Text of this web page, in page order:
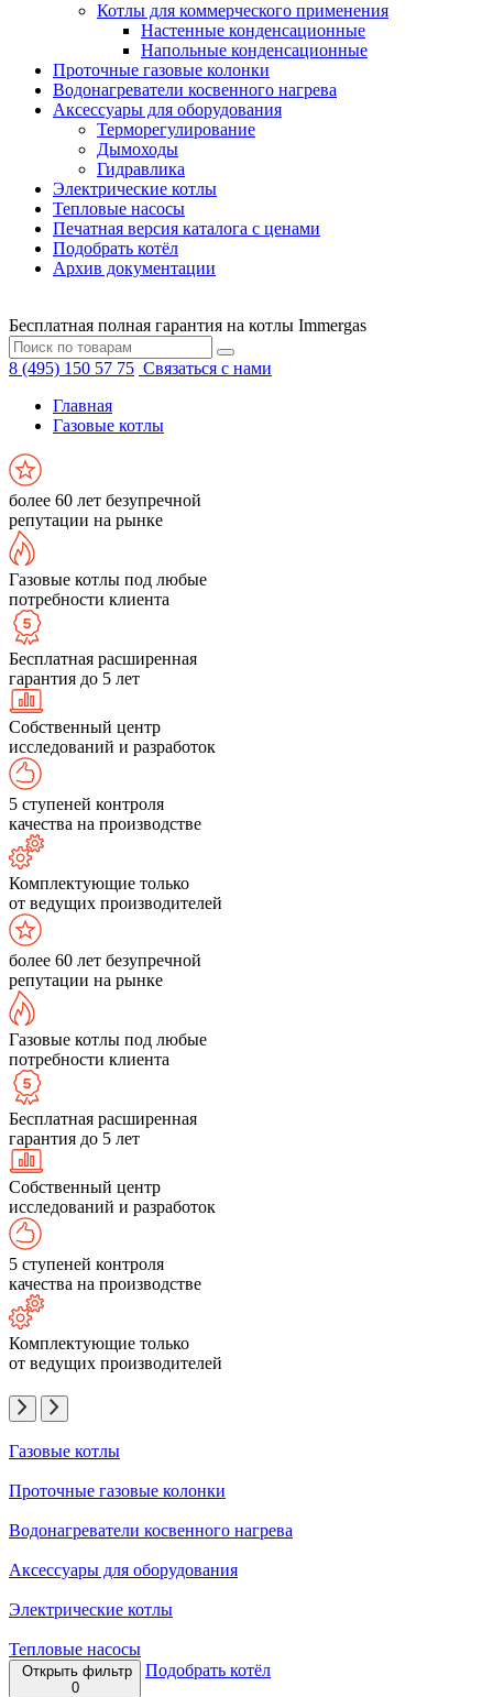
Котлы для коммерческого применения
Настенные конденсационные
Напольные конденсационные
Проточные газовые колонки
Водонагреватели косвенного нагрева
Аксессуары для оборудования
Терморегулирование
Дымоходы
Гидравлика
Электрические котлы
Тепловые насосы
Печатная версия каталога с ценами
Подобрать котёл
Архив документации
Бесплатная полная гарантия на котлы Immergas
8 (495) 150 57 75 Связаться с нами
Главная
Газовые котлы
более 60 лет безупречной
репутации на рынке
Газовые котлы под любые
потребности клиента
Бесплатная расширенная
гарантия до 5 лет
Собственный центр
исследований и разработок
5 ступеней контроля
качества на производстве
Комплектующие только
от ведущих производителей
более 60 лет безупречной
репутации на рынке
Газовые котлы под любые
потребности клиента
Бесплатная расширенная
гарантия до 5 лет
Собственный центр
исследований и разработок
5 ступеней контроля
качества на производстве
Комплектующие только
от ведущих производителей
Газовые котлы
Проточные газовые колонки
Водонагреватели косвенного нагрева
Аксессуары для оборудования
Электрические котлы
Тепловые насосы
Открыть фильтр
0
Подобрать котёл